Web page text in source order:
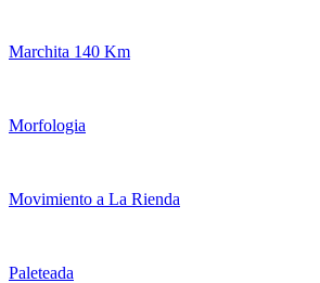
Marchita 140 Km
Morfologia
Movimiento a La Rienda
Paleteada